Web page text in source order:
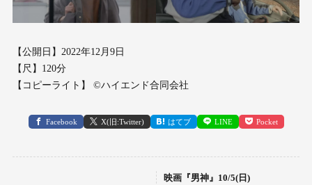
【公開日】2022年12月9日
【尺】120分
【コピーライト】 ©︎ハイエンド合同会社
Facebook X(旧:Twitter) はてブ LINE Pocket
映画『男神』10/5(日)